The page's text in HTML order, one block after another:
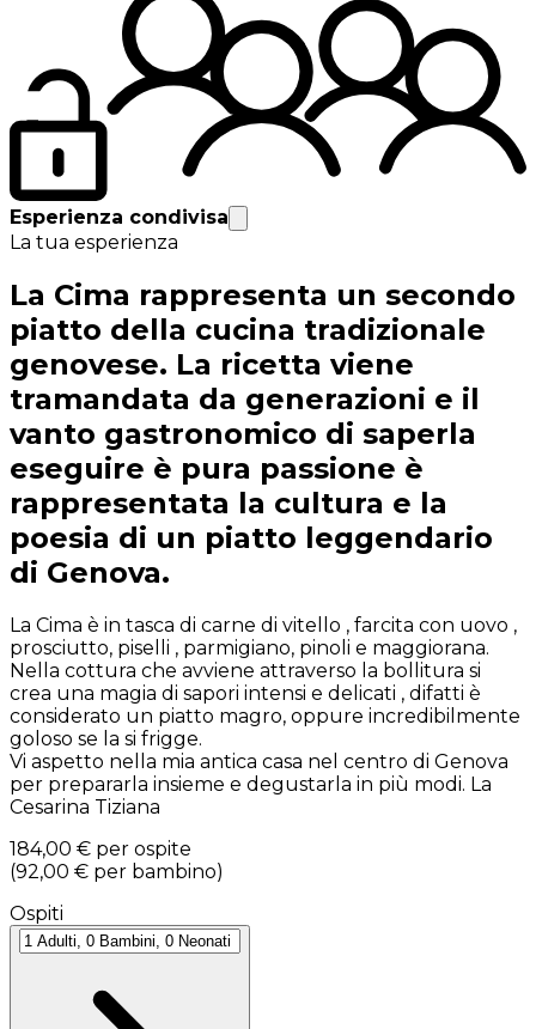
Esperienza condivisa
La tua esperienza
La Cima rappresenta un secondo
piatto della cucina tradizionale
genovese. La ricetta viene
tramandata da generazioni e il
vanto gastronomico di saperla
eseguire è pura passione è
rappresentata la cultura e la
poesia di un piatto leggendario
di Genova.
La Cima è in tasca di carne di vitello , farcita con uovo ,
prosciutto, piselli , parmigiano, pinoli e maggiorana.
Nella cottura che avviene attraverso la bollitura si
crea una magia di sapori intensi e delicati , difatti è
considerato un piatto magro, oppure incredibilmente
goloso se la si frigge.
Vi aspetto nella mia antica casa nel centro di Genova
per prepararla insieme e degustarla in più modi. La
Cesarina Tiziana
184,00 € per ospite
(92,00 € per bambino)
Ospiti